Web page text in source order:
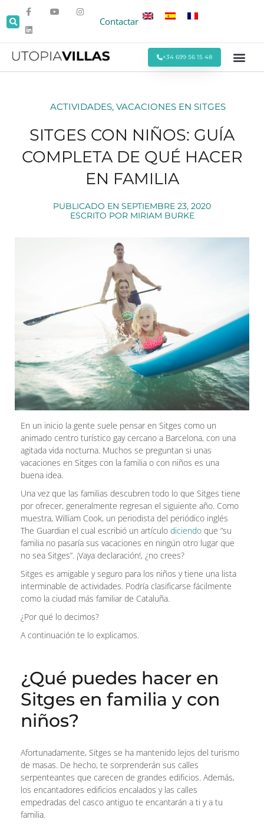
Contactar
+34 699 56 15 48
ACTIVIDADES, VACACIONES EN SITGES
SITGES CON NIÑOS: GUÍA
COMPLETA DE QUÉ HACER
EN FAMILIA
PUBLICADO EN SEPTIEMBRE 23, 2020
ESCRITO PORMIRIAM BURKE
En un inicio la gente suele pensar en Sitges como un
animado centro turístico gay cercano a Barcelona, con una
agitada vida nocturna. Muchos se preguntan si unas
vacaciones en Sitges con la familia o con niños es una
buena idea.
Una vez que las familias descubren todo lo que Sitges tiene
por ofrecer, generalmente regresan el siguiente año. Como
muestra, William Cook, un periodista del periódico inglés
The Guardian el cual escribió un artículo diciendo que “su
familia no pasaría sus vacaciones en ningún otro lugar que
no sea Sitges”. ¡Vaya declaración!, ¿no crees?
Sitges es amigable y seguro para los niños y tiene una lista
interminable de actividades. Podría clasificarse fácilmente
como la ciudad más familiar de Cataluña.
¿Por qué lo decimos?
A continuación te lo explicamos.
¿Qué puedes hacer en
Sitges en familia y con
niños?
Afortunadamente, Sitges se ha mantenido lejos del turismo
de masas. De hecho, te sorprenderán sus calles
serpenteantes que carecen de grandes edificios. Además,
los encantadores edificios encalados y las calles
empedradas del casco antiguo te encantarán a ti y a tu
familia.